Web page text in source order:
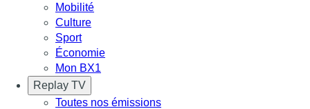
Mobilité
Culture
Sport
Économie
Mon BX1
Replay TV
Toutes nos émissions